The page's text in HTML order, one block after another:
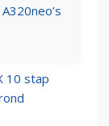
10 stap